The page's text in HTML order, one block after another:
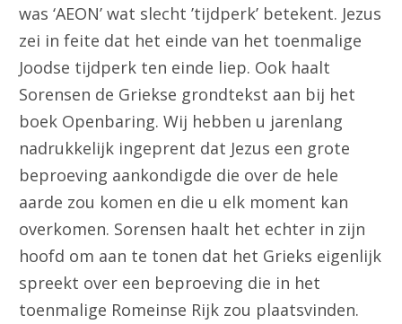
was ‘AEON’ wat slecht ’tijdperk’ betekent. Jezus
zei in feite dat het einde van het toenmalige
Joodse tijdperk ten einde liep. Ook haalt
Sorensen de Griekse grondtekst aan bij het
boek Openbaring. Wij hebben u jarenlang
nadrukkelijk ingeprent dat Jezus een grote
beproeving aankondigde die over de hele
aarde zou komen en die u elk moment kan
overkomen. Sorensen haalt het echter in zijn
hoofd om aan te tonen dat het Grieks eigenlijk
spreekt over een beproeving die in het
toenmalige Romeinse Rijk zou plaatsvinden.